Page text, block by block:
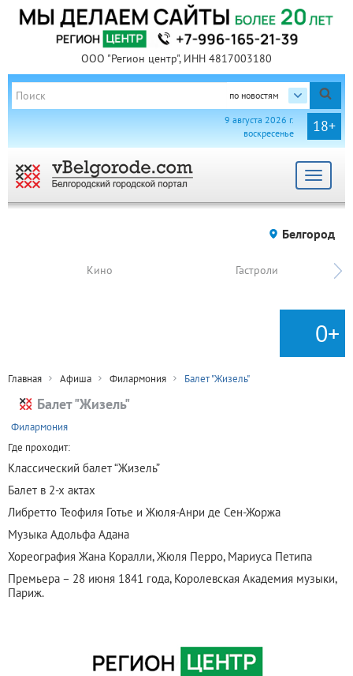
ООО "Регион центр", ИНН 4817003180
по новостям
18+
9 августа 2026 г.
воскресенье
Toggle
Белгород
Кино Гастроли
0+
Главная Афиша Филармония Балет "Жизель"
Балет "Жизель"
Филармония
Где проходит:
Классический балет “Жизель”
Балет в 2-х актах
Либретто Теофиля Готье и Жюля-Анри де Сен-Жоржа
Музыка Адольфа Адана
Хореография Жана Коралли, Жюля Перро, Мариуса Петипа
Премьера – 28 июня 1841 года, Королевская Академия музыки,
Париж.